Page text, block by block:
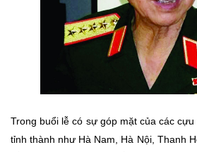
Trong buổi lễ có sự góp mặt của các
tỉnh thành như Hà Nam, Hà Nội, Thanh